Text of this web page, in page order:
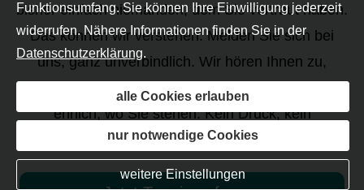
bisher einfach niemanden, dem Sie vertraut haben.
Das können wir verstehen. Melden Sie sich bei
uns, ganz unverbindlich. Wir hören Ihnen zu,
schauen uns Ihre Situation an und sagen Ihnen
ehrlich, wo Sie stehen. Kein Druck, kein
Kleingedrucktes, kein Verkaufsgespräch.
Funktionsumfang. Sie können Ihre Einwilligung jederzeit
widerrufen. Nähere Informationen finden Sie in der
Datenschutzerklärung.
alle Cookies erlauben
nur notwendige Cookies
weitere Einstellungen